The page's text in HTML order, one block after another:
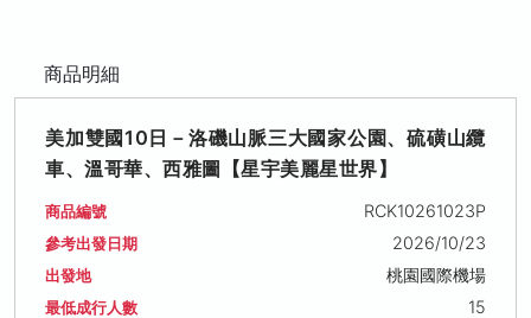
商品明細
美加雙國10日－洛磯山脈三大國家公園、硫磺山纜
車、溫哥華、西雅圖【星宇美麗星世界】
商品編號 RCK10261023P
參考出發日期 2026/10/23
出發地 桃園國際機場
最低成行人數 15